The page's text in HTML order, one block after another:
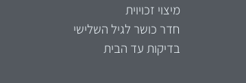
מיצוי זכויוית
חדר כושר לגיל השלישי
בדיקות עד הבית